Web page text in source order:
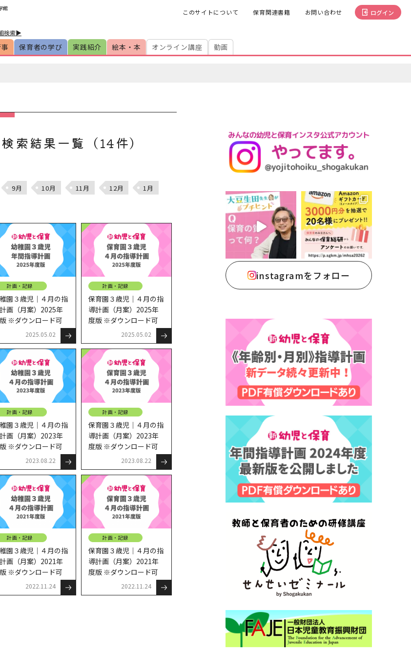
館 このサイトについて 保育関連書籍 お問い合わせ ログイン
検索▶
保育者の学び 実践紹介 絵本・本 オンライン講座 動画
索結果一覧（14件）
9月 10月 11月 12月
1月
計画・記録
園３歳児｜４月の指
画（月案）2025年
※ダウンロード可
2025.05.02
計画・記録
保育園３歳児｜４月の指
導計画（月案）2025年
度版 ※ダウンロード可
2025.05.02
計画・記録
園３歳児｜４月の指
画（月案）2023年
※ダウンロード可
2023.08.22
計画・記録
保育園３歳児｜４月の指
導計画（月案）2023年
度版 ※ダウンロード可
2023.08.22
計画・記録
園３歳児｜４月の指
画（月案）2021年
※ダウンロード可
2022.11.24
計画・記録
保育園３歳児｜４月の指
導計画（月案）2021年
度版 ※ダウンロード可
2022.11.24
instagramをフォロー